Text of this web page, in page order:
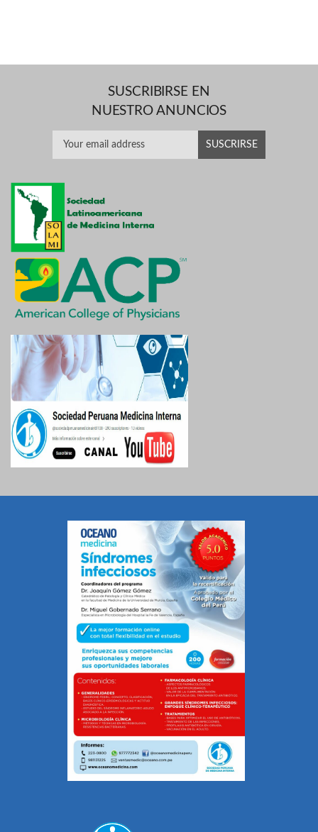
SUSCRIBIRSE EN
NUESTRO ANUNCIOS